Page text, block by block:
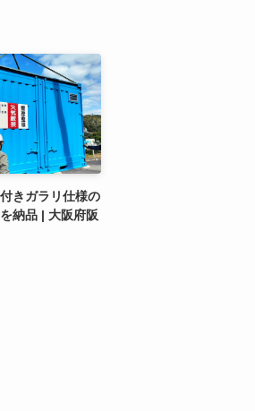
きガラリ仕様の
納品 | 大阪府阪